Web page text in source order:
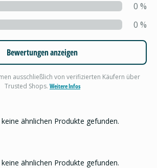
0 %
0 %
Bewertungen anzeigen
ausschließlich von verifizierten Käufern über
Trusted Shops. Weitere Infos
ähnlichen Produkte gefunden.
ähnlichen Produkte gefunden.